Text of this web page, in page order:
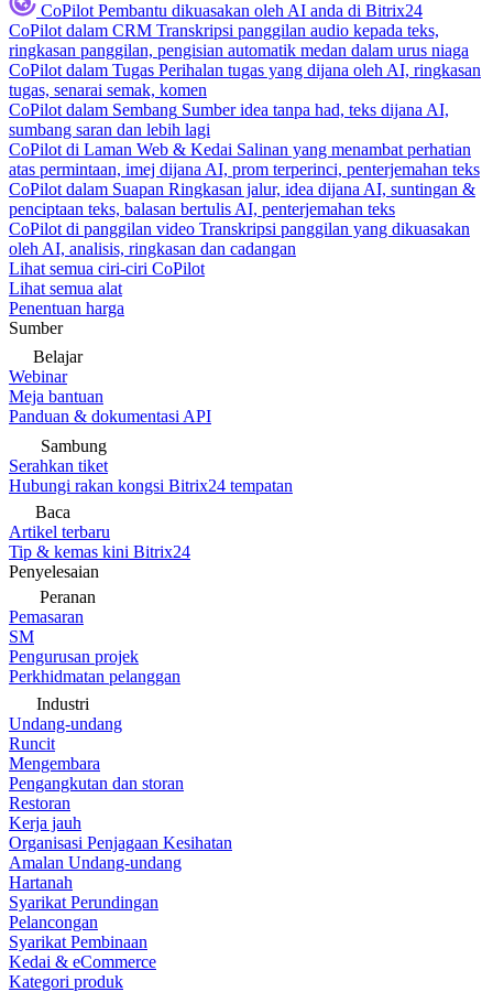
CoPilot Pembantu dikuasakan oleh AI anda di Bitrix24
CoPilot dalam CRM Transkripsi panggilan audio kepada teks,
ringkasan panggilan, pengisian automatik medan dalam urus niaga
CoPilot dalam Tugas Perihalan tugas yang dijana oleh AI, ringkasan
tugas, senarai semak, komen
CoPilot dalam Sembang Sumber idea tanpa had, teks dijana AI,
sumbang saran dan lebih lagi
CoPilot di Laman Web & Kedai Salinan yang menambat perhatian
atas permintaan, imej dijana AI, prom terperinci, penterjemahan teks
CoPilot dalam Suapan Ringkasan jalur, idea dijana AI, suntingan &
penciptaan teks, balasan bertulis AI, penterjemahan teks
CoPilot di panggilan video Transkripsi panggilan yang dikuasakan
oleh AI, analisis, ringkasan dan cadangan
Lihat semua ciri-ciri CoPilot
Lihat semua alat
Penentuan harga
Sumber
Belajar
Webinar
Meja bantuan
Panduan & dokumentasi API
Sambung
Serahkan tiket
Hubungi rakan kongsi Bitrix24 tempatan
Baca
Artikel terbaru
Tip & kemas kini Bitrix24
Penyelesaian
Peranan
Pemasaran
SM
Pengurusan projek
Perkhidmatan pelanggan
Industri
Undang-undang
Runcit
Mengembara
Pengangkutan dan storan
Restoran
Kerja jauh
Organisasi Penjagaan Kesihatan
Amalan Undang-undang
Hartanah
Syarikat Perundingan
Pelancongan
Syarikat Pembinaan
Kedai & eCommerce
Kategori produk